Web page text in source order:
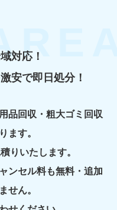
対応！
安で即日処分！
品回収・粗大ゴミ回収
ます。
りいたします。
ンセル料も無料・追加
せん。